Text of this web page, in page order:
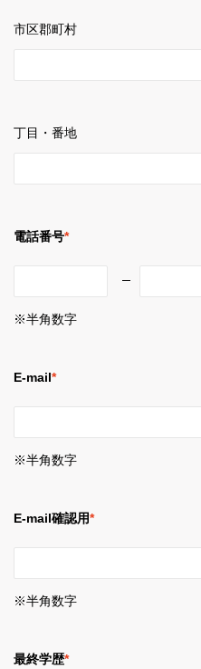
市区郡町村
丁目・番地
電話番号*
※半角数字
E-mail*
※半角数字
E-mail確認用*
※半角数字
最終学歴*